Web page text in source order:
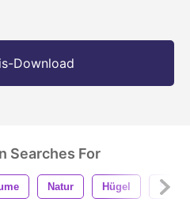
Download
Searches For
Natur Hügel Schön